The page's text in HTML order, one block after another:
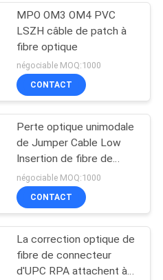
MPO OM3 OM4 PVC
LSZH câble de patch à
fibre optique
négociable MOQ:1000
CONTACT
Perte optique unimodale
de Jumper Cable Low
Insertion de fibre de
duplex de FTTH
négociable MOQ:1000
CONTACT
La correction optique de
fibre de connecteur
d'UPC RPA attachent à